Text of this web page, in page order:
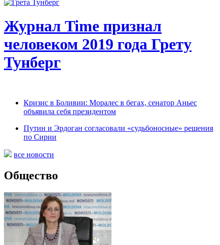
Журнал Time признал
человеком 2019 года Грету
Тунберг
Кризис в Боливии: Моралес в бегах, сенатор Аньес
объявила себя президентом
Путин и Эрдоган согласовали «судьбоносные» решения
по Сирии
все новости
Общество